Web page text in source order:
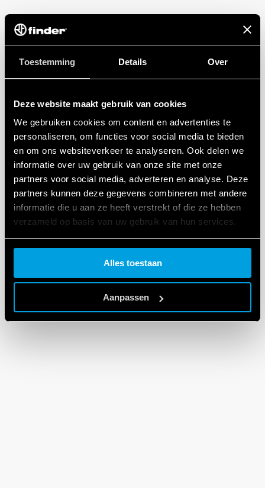
Toestemming Details Over
Deze website maakt gebruik van cookies
We gebruiken cookies om content en advertenties te
personaliseren, om functies voor social media te bieden
en om ons websiteverkeer te analyseren. Ook delen we
informatie over uw gebruik van onze site met onze
partners voor social media, adverteren en analyse. Deze
partners kunnen deze gegevens combineren met andere
informatie die u aan ze heeft verstrekt of die ze hebben
verzameld op basis van uw gebruik van hun services.
Cookie policy.
Alles toestaan
Aanpassen